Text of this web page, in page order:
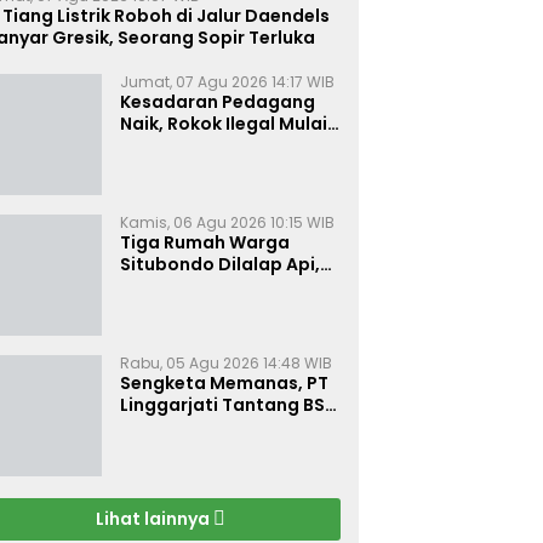
Tiang Listrik Roboh di Jalur Daendels
Gresik, Seorang Sopir Terluka
Jumat, 07 Agu 2026 14:17 WIB
Kesadaran Pedagang
Naik, Rokok Ilegal Mulai
Kamis, 06 Agu 2026 10:15 WIB
Tiga Rumah Warga
Situbondo Dilalap Api,
Rabu, 05 Agu 2026 14:48 WIB
Sengketa Memanas, PT
Linggarjati Tantang BSN
Lihat lainnya